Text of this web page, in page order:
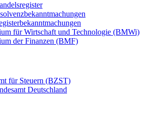
für Wirtschaft und Technologie (BMWi)
der Finanzen (BMF)
für Steuern (BZST)
Deutschland